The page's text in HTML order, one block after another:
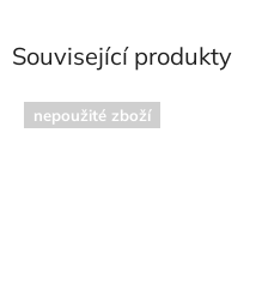
Související produkty
nepoužité zboží